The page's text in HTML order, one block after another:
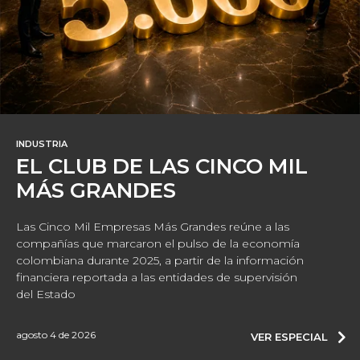
INDUSTRIA
EL CLUB DE LAS CINCO MIL
MÁS GRANDES
Las Cinco Mil Empresas Más Grandes reúne a las
compañías que marcaron el pulso de la economía
colombiana durante 2025, a partir de la información
financiera reportada a las entidades de supervisión
del Estado
agosto 4 de 2026 VER ESPECIAL